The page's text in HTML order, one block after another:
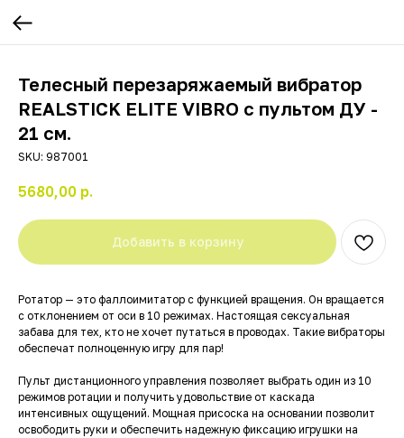
Телесный перезаряжаемый вибратор
REALSTICK ELITE VIBRO с пультом ДУ -
21 см.
SKU: 987001
5680,00 р.
Добавить в корзину
Ротатор — это фаллоимитатор с функцией вращения. Он вращается
с отклонением от оси в 10 режимах. Настоящая сексуальная
забава для тех, кто не хочет путаться в проводах. Такие вибраторы
обеспечат полноценную игру для пар!
Пульт дистанционного управления позволяет выбрать один из 10
режимов ротации и получить удовольствие от каскада
интенсивных ощущений. Мощная присоска на основании позволит
освободить руки и обеспечить надежную фиксацию игрушки на